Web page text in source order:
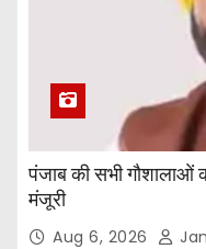
पंजाब की सभी गौशालाओं
मंजूरी
Aug 6, 2026